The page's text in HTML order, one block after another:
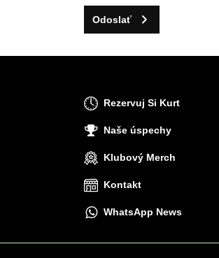
Odoslať
Rezervuj Si Kurt
Naše úspechy
Klubový Merch
Kontakt
WhatsApp News